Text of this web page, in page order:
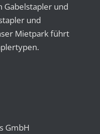
Gabelstapler und
und
Mietpark führt
GmbH